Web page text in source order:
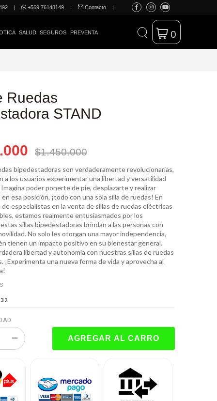
| +569 76148149 | Contacto |
SALUD SEGUROS PREVENTA 0
Ruedas
STAND
$1.450.000
bipedestadoras son verdaderamente revolucionarias,
a los usuarios experimentar una libertad y versatilidad
poder ponerte de pie, desplazarte y realizar
esa posición, ¡todo con una sola silla de ruedas! En
especialistas en la venta de sillas de ruedas eléctricas
estamos realmente entusiasmados por los
sillas bipedestadoras brindan a las personas con
No solo les otorgan una mayor independencia,
tienen un impacto positivo en su bienestar general.
libertad y autonomía con nuestras sillas de ruedas
¡Experimenta una nueva forma de vida y aprovecha al